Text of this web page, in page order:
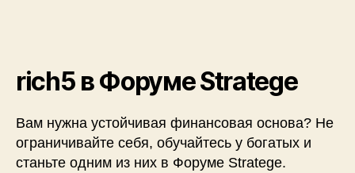
rich5 в Форуме Stratege
Вам нужна устойчивая финансовая основа? Не
ограничивайте себя, обучайтесь у богатых и
станьте одним из них в Форуме Stratege.